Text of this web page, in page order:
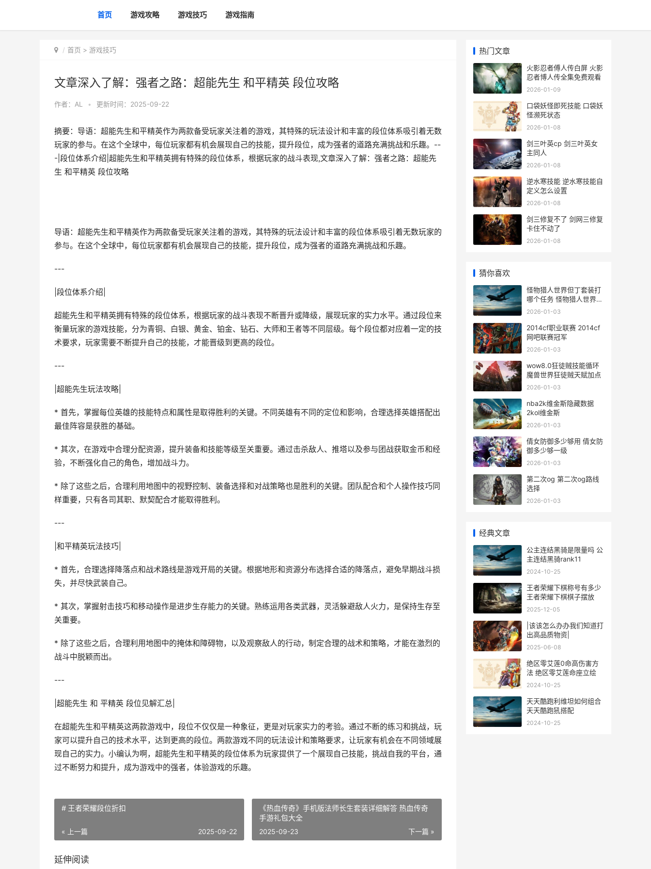
首页 游戏攻略 游戏技巧 游戏指南
首页 > 游戏技巧
文章深入了解：强者之路：超能先生 和平精英 段位攻略
作者： AL • 更新时间：2025-09-22
摘要：导语：超能先生和平精英作为两款备受玩家关注着的游戏，其特殊的玩法设计和丰富的段位体系吸引着无数
玩家的参与。在这个全球中，每位玩家都有机会展现自己的技能，提升段位，成为强者的道路充满挑战和乐趣。--
-|段位体系介绍|超能先生和平精英拥有特殊的段位体系，根据玩家的战斗表现,文章深入了解：强者之路：超能先
生 和平精英 段位攻略
导语：超能先生和平精英作为两款备受玩家关注着的游戏，其特殊的玩法设计和丰富的段位体系吸引着无数玩家的
参与。在这个全球中，每位玩家都有机会展现自己的技能，提升段位，成为强者的道路充满挑战和乐趣。
---
|段位体系介绍|
超能先生和平精英拥有特殊的段位体系，根据玩家的战斗表现不断晋升或降级，展现玩家的实力水平。通过段位来
衡量玩家的游戏技能，分为青铜、白银、黄金、铂金、钻石、大师和王者等不同层级。每个段位都对应着一定的技
术要求，玩家需要不断提升自己的技能，才能晋级到更高的段位。
---
|超能先生玩法攻略|
* 首先，掌握每位英雄的技能特点和属性是取得胜利的关键。不同英雄有不同的定位和影响，合理选择英雄搭配出
最佳阵容是获胜的基础。
* 其次，在游戏中合理分配资源，提升装备和技能等级至关重要。通过击杀敌人、推塔以及参与团战获取金币和经
验，不断强化自己的角色，增加战斗力。
* 除了这些之后，合理利用地图中的视野控制、装备选择和对战策略也是胜利的关键。团队配合和个人操作技巧同
样重要，只有各司其职、默契配合才能取得胜利。
---
|和平精英玩法技巧|
* 首先，合理选择降落点和战术路线是游戏开局的关键。根据地形和资源分布选择合适的降落点，避免早期战斗损
失，并尽快武装自己。
* 其次，掌握射击技巧和移动操作是进步生存能力的关键。熟练运用各类武器，灵活躲避敌人火力，是保持生存至
关重要。
* 除了这些之后，合理利用地图中的掩体和障碍物，以及观察敌人的行动，制定合理的战术和策略，才能在激烈的
战斗中脱颖而出。
---
|超能先生 和 平精英 段位见解汇总|
在超能先生和平精英这两款游戏中，段位不仅仅是一种象征，更是对玩家实力的考验。通过不断的练习和挑战，玩
家可以提升自己的技术水平，达到更高的段位。两款游戏不同的玩法设计和策略要求，让玩家有机会在不同领域展
现自己的实力。小编认为啊，超能先生和平精英的段位体系为玩家提供了一个展现自己技能，挑战自我的平台，通
过不断努力和提升，成为游戏中的强者，体验游戏的乐趣。
# 王者荣耀段位折扣
« 上一篇 2025-09-22
《热血传奇》手机版法师长生套装详细解答 热血传奇
手游礼包大全
下一篇 »
2025-09-23
延伸阅读
热门文章
火影忍者傅人传白屏 火影
忍者博人传全集免费观看
2026-01-09
口袋妖怪即死技能 口袋妖
怪濒死状态
2026-01-08
剑三叶英cp 剑三叶英女
主同人
2026-01-08
逆水寒技能 逆水寒技能自
定义怎么设置
2026-01-08
剑三修复不了 剑网三修复
卡住不动了
2026-01-08
猜你喜欢
怪物猎人世界但丁套装打
哪个任务 怪物猎人世界但
丁外观
2026-01-03
2014cf职业联赛 2014cf
网吧联赛冠军
2026-01-03
wow8.0狂徒贼技能循环
魔兽世界狂徒贼天赋加点
2026-01-03
nba2k维金斯隐藏数据
2kol维金斯
2026-01-03
倩女防御多少够用 倩女防
御多少够一级
2026-01-03
第二次og 第二次og路线
选择
2026-01-03
经典文章
公主连结黑骑是限量吗 公
主连结黑骑rank11
2024-10-25
王者荣耀下棋称号有多少
王者荣耀下棋棋子摆放
2025-12-05
|该该怎么办办我们知道打
出高品质物资|
2025-06-08
绝区零艾莲0命高伤害方
法 绝区零艾莲命座立绘
2024-10-25
天天酷跑利维坦如何组合
天天酷跑犼搭配
2024-10-25